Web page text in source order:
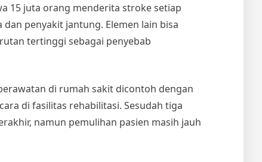
15 juta orang menderita stroke setiap
penyakit jantung. Elemen lain bisa
tertinggi sebagai penyebab
di rumah sakit dicontoh dengan
di fasilitas rehabilitasi. Sesudah tiga
namun pemulihan pasien masih jauh